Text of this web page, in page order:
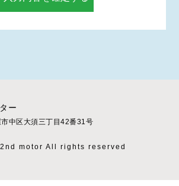
ー
中区大須三丁目42番31号
motor All rights reserved